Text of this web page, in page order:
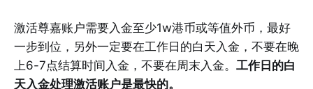
激活尊嘉账户需要入金至少1w港币或等值外币，最好
一步到位，另外一定要在工作日的白天入金，不要在晚
上6-7点结算时间入金，不要在周末入金。 工作日的白
天入金处理激活账户是最快的。